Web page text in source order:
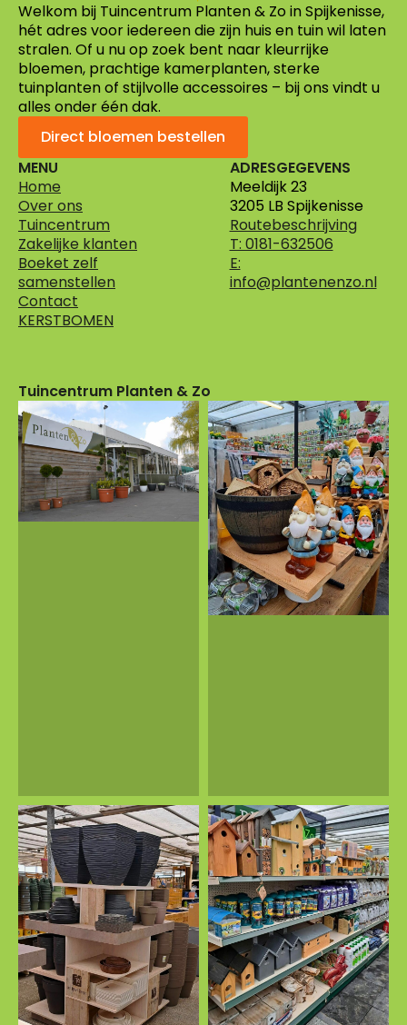
Welkom bij Tuincentrum Planten & Zo in Spijkenisse,
hét adres voor iedereen die zijn huis en tuin wil laten
stralen. Of u nu op zoek bent naar kleurrijke
bloemen, prachtige kamerplanten, sterke
tuinplanten of stijlvolle accessoires – bij ons vindt u
alles onder één dak.
Direct bloemen bestellen
MENU
Home
Over ons
Tuincentrum
Zakelijke klanten
Boeket zelf
samenstellen
Contact
KERSTBOMEN
ADRESGEGEVENS
Meeldijk 23
3205 LB Spijkenisse
Routebeschrijving
T: 0181-632506
E:
info@plantenenzo.nl
Tuincentrum Planten & Zo